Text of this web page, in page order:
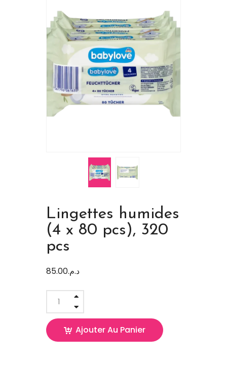
Lingettes humides
(4 x 80 pcs), 320
pcs
د.م.85.00
Ajouter Au Panier